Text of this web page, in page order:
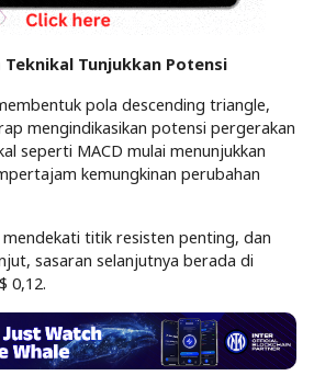
Teknikal Tunjukkan Potensi
pola descending triangle,
mengindikasikan potensi pergerakan
seperti MACD mulai menunjukkan
kemungkinan perubahan
titik resisten penting, dan
sasaran selanjutnya berada di
0,12.